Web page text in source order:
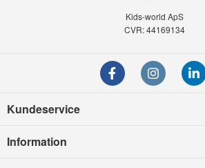
Kids-world ApS
CVR: 44169134
Kundeservice
Information